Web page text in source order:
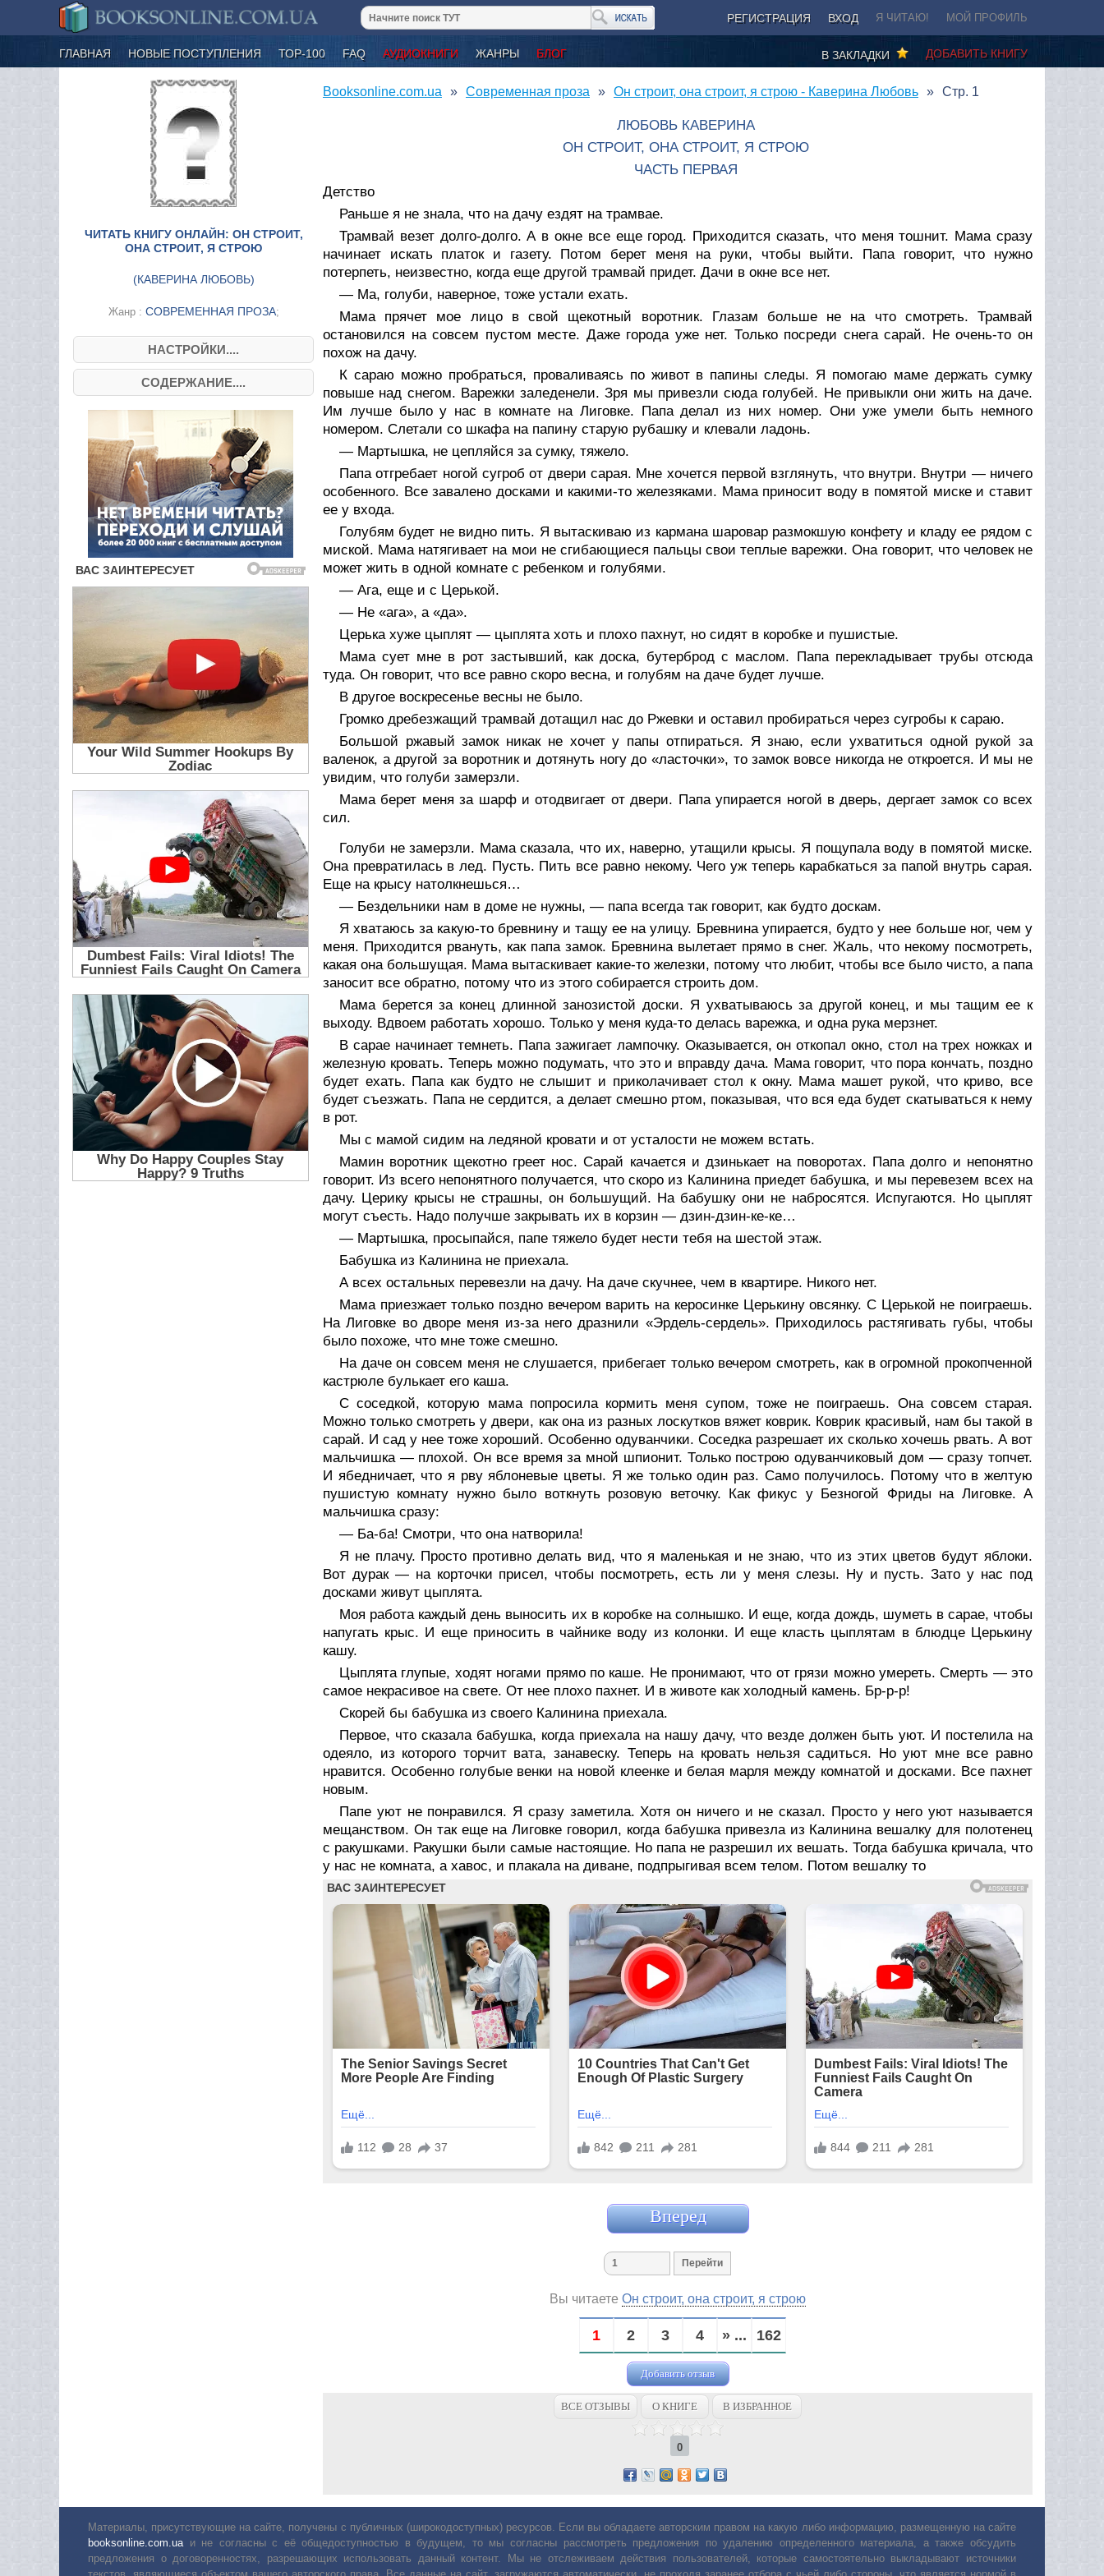
РЕГИСТРАЦИЯ ВХОД Я ЧИТАЮ! МОЙ ПРОФИЛЬ
ГЛАВНАЯ НОВЫЕ ПОСТУПЛЕНИЯ ТОР-100 FAQ АУДИОКНИГИ ЖАНРЫ БЛОГ ДОБАВИТЬ КНИГУ
В ЗАКЛАДКИ
ЧИТАТЬ КНИГУ ОНЛАЙН: ОН СТРОИТ,
ОНА СТРОИТ, Я СТРОЮ
(КАВЕРИНА ЛЮБОВЬ)
Жанр : СОВРЕМЕННАЯ ПРОЗА;
НАСТРОЙКИ....
СОДЕРЖАНИЕ....
Booksonline.com.ua Современная проза Он строит, она строит, я строю - Каверина Любовь Стр. 1
ЛЮБОВЬ КАВЕРИНА
ОН СТРОИТ, ОНА СТРОИТ, Я СТРОЮ
ЧАСТЬ ПЕРВАЯ
Детство
Раньше я не знала, что на дачу ездят на трамвае.
Трамвай везет долго-долго. А в окне все еще город. Приходится сказать, что меня тошнит. Мама сразу
начинает искать платок и газету. Потом берет меня на руки, чтобы выйти. Папа говорит, что нужно
потерпеть, неизвестно, когда еще другой трамвай придет. Дачи в окне все нет.
— Ма, голуби, наверное, тоже устали ехать.
Мама прячет мое лицо в свой щекотный воротник. Глазам больше не на что смотреть. Трамвай
остановился на совсем пустом месте. Даже города уже нет. Только посреди снега сарай. Не очень-то он
похож на дачу.
К сараю можно пробраться, проваливаясь по живот в папины следы. Я помогаю маме держать сумку
повыше над снегом. Варежки заледенели. Зря мы привезли сюда голубей. Не привыкли они жить на даче.
Им лучше было у нас в комнате на Лиговке. Папа делал из них номер. Они уже умели быть немного
номером. Слетали со шкафа на папину старую рубашку и клевали ладонь.
— Мартышка, не цепляйся за сумку, тяжело.
Папа отгребает ногой сугроб от двери сарая. Мне хочется первой взглянуть, что внутри. Внутри — ничего
особенного. Все завалено досками и какими-то железяками. Мама приносит воду в помятой миске и ставит
ее у входа.
Голубям будет не видно пить. Я вытаскиваю из кармана шаровар размокшую конфету и кладу ее рядом с
миской. Мама натягивает на мои не сгибающиеся пальцы свои теплые варежки. Она говорит, что человек не
может жить в одной комнате с ребенком и голубями.
— Ага, еще и с Церькой.
— Не «ага», а «да».
Церька хуже цыплят — цыплята хоть и плохо пахнут, но сидят в коробке и пушистые.
Мама сует мне в рот застывший, как доска, бутерброд с маслом. Папа перекладывает трубы отсюда
туда. Он говорит, что все равно скоро весна, и голубям на даче будет лучше.
В другое воскресенье весны не было.
Громко дребезжащий трамвай дотащил нас до Ржевки и оставил пробираться через сугробы к сараю.
Большой ржавый замок никак не хочет у папы отпираться. Я знаю, если ухватиться одной рукой за
валенок, а другой за воротник и дотянуть ногу до «ласточки», то замок вовсе никогда не откроется. И мы не
увидим, что голуби замерзли.
Мама берет меня за шарф и отодвигает от двери. Папа упирается ногой в дверь, дергает замок со всех
сил.
Голуби не замерзли. Мама сказала, что их, наверно, утащили крысы. Я пощупала воду в помятой миске.
Она превратилась в лед. Пусть. Пить все равно некому. Чего уж теперь карабкаться за папой внутрь сарая.
Еще на крысу натолкнешься…
— Бездельники нам в доме не нужны, — папа всегда так говорит, как будто доскам.
Я хватаюсь за какую-то бревнину и тащу ее на улицу. Бревнина упирается, будто у нее больше ног, чем у
меня. Приходится рвануть, как папа замок. Бревнина вылетает прямо в снег. Жаль, что некому посмотреть,
какая она большущая. Мама вытаскивает какие-то железки, потому что любит, чтобы все было чисто, а папа
заносит все обратно, потому что из этого собирается строить дом.
Мама берется за конец длинной занозистой доски. Я ухватываюсь за другой конец, и мы тащим ее к
выходу. Вдвоем работать хорошо. Только у меня куда-то делась варежка, и одна рука мерзнет.
В сарае начинает темнеть. Папа зажигает лампочку. Оказывается, он откопал окно, стол на трех ножках и
железную кровать. Теперь можно подумать, что это и вправду дача. Мама говорит, что пора кончать, поздно
будет ехать. Папа как будто не слышит и приколачивает стол к окну. Мама машет рукой, что криво, все
будет съезжать. Папа не сердится, а делает смешно ртом, показывая, что вся еда будет скатываться к нему
в рот.
Мы с мамой сидим на ледяной кровати и от усталости не можем встать.
Мамин воротник щекотно греет нос. Сарай качается и дзинькает на поворотах. Папа долго и непонятно
говорит. Из всего непонятного получается, что скоро из Калинина приедет бабушка, и мы перевезем всех на
дачу. Церику крысы не страшны, он большущий. На бабушку они не набросятся. Испугаются. Но цыплят
могут съесть. Надо получше закрывать их в корзин — дзин-дзин-ке-ке…
— Мартышка, просыпайся, папе тяжело будет нести тебя на шестой этаж.
Бабушка из Калинина не приехала.
А всех остальных перевезли на дачу. На даче скучнее, чем в квартире. Никого нет.
Мама приезжает только поздно вечером варить на керосинке Церькину овсянку. С Церькой не поиграешь.
На Лиговке во дворе меня из-за него дразнили «Эрдель-сердель». Приходилось растягивать губы, чтобы
было похоже, что мне тоже смешно.
На даче он совсем меня не слушается, прибегает только вечером смотреть, как в огромной прокопченной
кастрюле булькает его каша.
С соседкой, которую мама попросила кормить меня супом, тоже не поиграешь. Она совсем старая.
Можно только смотреть у двери, как она из разных лоскутков вяжет коврик. Коврик красивый, нам бы такой в
сарай. И сад у нее тоже хороший. Особенно одуванчики. Соседка разрешает их сколько хочешь рвать. А вот
мальчишка — плохой. Он все время за мной шпионит. Только построю одуванчиковый дом — сразу топчет.
И ябедничает, что я рву яблоневые цветы. Я же только один раз. Само получилось. Потому что в желтую
пушистую комнату нужно было воткнуть розовую веточку. Как фикус у Безногой Фриды на Лиговке. А
мальчишка сразу:
— Ба-ба! Смотри, что она натворила!
Я не плачу. Просто противно делать вид, что я маленькая и не знаю, что из этих цветов будут яблоки.
Вот дурак — на корточки присел, чтобы посмотреть, есть ли у меня слезы. Ну и пусть. Зато у нас под
досками живут цыплята.
Моя работа каждый день выносить их в коробке на солнышко. И еще, когда дождь, шуметь в сарае, чтобы
напугать крыс. И еще приносить в чайнике воду из колонки. И еще класть цыплятам в блюдце Церькину
кашу.
Цыплята глупые, ходят ногами прямо по каше. Не пронимают, что от грязи можно умереть. Смерть — это
самое некрасивое на свете. От нее плохо пахнет. И в животе как холодный камень. Бр-р-р!
Скорей бы бабушка из своего Калинина приехала.
Первое, что сказала бабушка, когда приехала на нашу дачу, что везде должен быть уют. И постелила на
одеяло, из которого торчит вата, занавеску. Теперь на кровать нельзя садиться. Но уют мне все равно
нравится. Особенно голубые венки на новой клеенке и белая марля между комнатой и досками. Все пахнет
новым.
Папе уют не понравился. Я сразу заметила. Хотя он ничего и не сказал. Просто у него уют называется
мещанством. Он так еще на Лиговке говорил, когда бабушка привезла из Калинина вешалку для полотенец
с ракушками. Ракушки были самые настоящие. Но папа не разрешил их вешать. Тогда бабушка кричала, что
у нас не комната, а хавос, и плакала на диване, подпрыгивая всем телом. Потом вешалку то
Вперед
Вы читаете Он строит, она строит, я строю
1 2 3 4 » ... 162
Добавить отзыв
ВСЕ ОТЗЫВЫ О КНИГЕ В ИЗБРАННОЕ
0
Материалы, присутствующие на сайте, получены с публичных (широкодоступных) ресурсов. Если вы обладаете авторским правом на какую либо информацию, размещенную на сайте
booksonline.com.ua и не согласны с её общедоступностью в будущем, то мы согласны рассмотреть предложения по удалению определенного материала, а также обсудить
предложения о договоренностях, разрешающих использовать данный контент. Мы не отслеживаем действия пользователей, которые самостоятельно выкладывают источники
текстов, являющиеся объектом вашего авторского права. Все данные на сайт, загружаются автоматически, не проходя заранее отбора с чьей либо стороны, что является нормой в